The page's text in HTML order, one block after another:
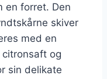
en forret. Den
skiver
med en
og
sin delikate